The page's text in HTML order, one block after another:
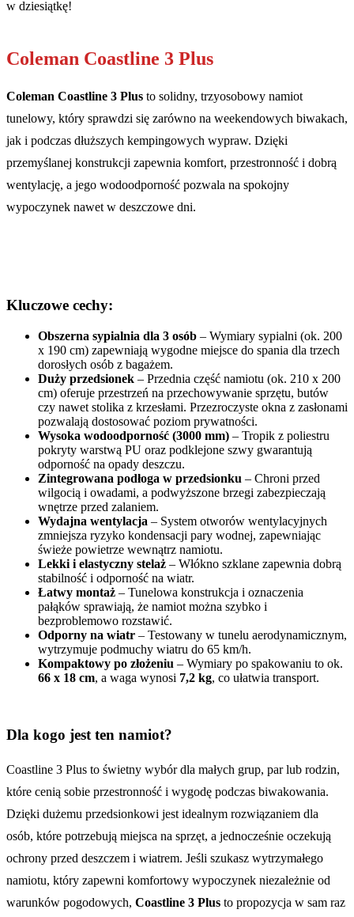
w dziesiątkę!
Coleman Coastline 3 Plus
Coleman Coastline 3 Plus to solidny, trzyosobowy namiot
tunelowy, który sprawdzi się zarówno na weekendowych biwakach,
jak i podczas dłuższych kempingowych wypraw. Dzięki
przemyślanej konstrukcji zapewnia komfort, przestronność i dobrą
wentylację, a jego wodoodporność pozwala na spokojny
wypoczynek nawet w deszczowe dni.
Kluczowe cechy:
Obszerna sypialnia dla 3 osób – Wymiary sypialni (ok. 200
x 190 cm) zapewniają wygodne miejsce do spania dla trzech
dorosłych osób z bagażem.
Duży przedsionek – Przednia część namiotu (ok. 210 x 200
cm) oferuje przestrzeń na przechowywanie sprzętu, butów
czy nawet stolika z krzesłami. Przezroczyste okna z zasłonami
pozwalają dostosować poziom prywatności.
Wysoka wodoodporność (3000 mm) – Tropik z poliestru
pokryty warstwą PU oraz podklejone szwy gwarantują
odporność na opady deszczu.
Zintegrowana podłoga w przedsionku – Chroni przed
wilgocią i owadami, a podwyższone brzegi zabezpieczają
wnętrze przed zalaniem.
Wydajna wentylacja – System otworów wentylacyjnych
zmniejsza ryzyko kondensacji pary wodnej, zapewniając
świeże powietrze wewnątrz namiotu.
Lekki i elastyczny stelaż – Włókno szklane zapewnia dobrą
stabilność i odporność na wiatr.
Łatwy montaż – Tunelowa konstrukcja i oznaczenia
pałąków sprawiają, że namiot można szybko i
bezproblemowo rozstawić.
Odporny na wiatr – Testowany w tunelu aerodynamicznym,
wytrzymuje podmuchy wiatru do 65 km/h.
Kompaktowy po złożeniu – Wymiary po spakowaniu to ok.
66 x 18 cm, a waga wynosi 7,2 kg, co ułatwia transport.
Dla kogo jest ten namiot?
Coastline 3 Plus to świetny wybór dla małych grup, par lub rodzin,
które cenią sobie przestronność i wygodę podczas biwakowania.
Dzięki dużemu przedsionkowi jest idealnym rozwiązaniem dla
osób, które potrzebują miejsca na sprzęt, a jednocześnie oczekują
ochrony przed deszczem i wiatrem. Jeśli szukasz wytrzymałego
namiotu, który zapewni komfortowy wypoczynek niezależnie od
warunków pogodowych, Coastline 3 Plus to propozycja w sam raz